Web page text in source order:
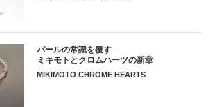
パールの常識を覆す
ミキモトとクロムハーツの新章
MIKIMOTO CHROME HEARTS